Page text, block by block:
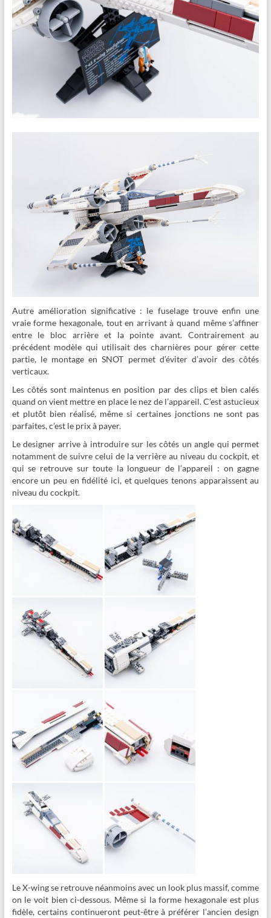
Autre amélioration significative : le fuselage trouve enfin une
vraie forme hexagonale, tout en arrivant à quand même s’affiner
entre le bloc arrière et la pointe avant. Contrairement au
précédent modèle qui utilisait des charnières pour gérer cette
partie, le montage en SNOT permet d’éviter d’avoir des côtés
verticaux.
Les côtés sont maintenus en position par des clips et bien calés
quand on vient mettre en place le nez de l’appareil. C’est astucieux
et plutôt bien réalisé, même si certaines jonctions ne sont pas
parfaites, c’est le prix à payer.
Le designer arrive à introduire sur les côtés un angle qui permet
notamment de suivre celui de la verrière au niveau du cockpit, et
qui se retrouve sur toute la longueur de l’appareil : on gagne
encore un peu en fidélité ici, et quelques tenons apparaissent au
niveau du cockpit.
Le X-wing se retrouve néanmoins avec un look plus massif, comme
on le voit bien ci-dessous. Même si la forme hexagonale est plus
fidèle, certains continueront peut-être à préférer l’ancien design